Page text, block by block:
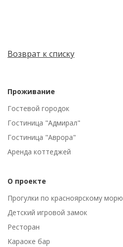
Возврат к списку
Проживание
Гостевой городок
Гостиница "Адмирал"
Гостиница "Аврора"
Аренда коттеджей
О проекте
Прогулки по красноярскому морю
Детский игровой замок
Ресторан
Караоке бар